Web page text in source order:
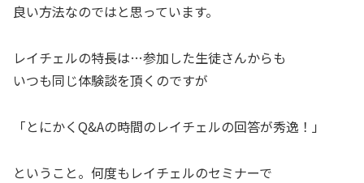
良い方法なのではと思っています。
レイチェルの特長は…参加した生徒さんからも
いつも同じ体験談を頂くのですが
「とにかくQ&Aの時間のレイチェルの回答が秀逸！」
ということ。何度もレイチェルのセミナーで